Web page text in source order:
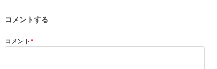
コメントする
コメント *